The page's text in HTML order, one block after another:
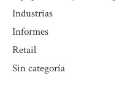
Industrias
Informes
Retail
Sin categoría